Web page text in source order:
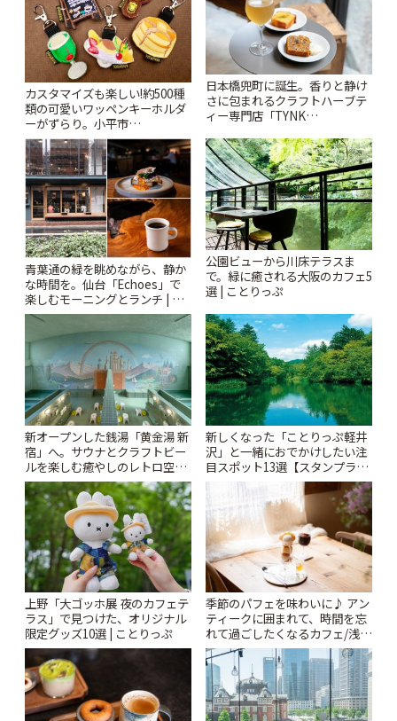
カスタマイズも楽しい!約500種
類の可愛いワッペンキーホルダ
ーがずらり。小平市
「Kimamaya T&K」 | ことりっ
ぷ
日本橋兜町に誕生。香りと静け
さに包まれるクラフトハーブテ
ィー専門店「TYNK
青葉通の緑を眺めながら、静か
な時間を。仙台「Echoes」で
楽しむモーニングとランチ | こ
とりっぷ
公園ビューから川床テラスま
で。緑に癒される大阪のカフェ5
選 | ことりっぷ
新オープンした銭湯「黄金湯 新
宿」へ。サウナとクラフトビー
ルを楽しむ癒やしのレトロ空間
| ことりっぷ
新しくなった「ことりっぷ軽井
沢」と一緒におでかけしたい注
目スポット13選【スタンプラリ
ー開催中】 | ことりっぷ
上野「大ゴッホ展 夜のカフェテ
ラス」で見つけた、オリジナル
限定グッズ10選 | ことりっぷ
季節のパフェを味わいに♪ アン
ティークに囲まれて、時間を忘
れて過ごしたくなるカフェ/浅草
「annorum cafe」 | ことりっぷ